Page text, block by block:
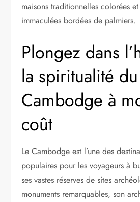
maisons traditionnelles colorées
immaculées bordées de palmiers.
Plongez dans
la spiritualité du
Cambodge à
coût
Le Cambodge est l’une des
populaires pour les voyageurs à
ses vastes réserves de sites
monuments remarquables, son